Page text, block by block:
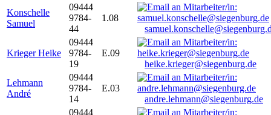
Konschelle
Samuel
09444
9784-
44
1.08
Krieger Heike
09444
9784-
19
E.09
heike.krieger@siegenburg.de
Lehmann
André
09444
9784-
14
E.03
andre.lehmann@siegenburg.de
09444